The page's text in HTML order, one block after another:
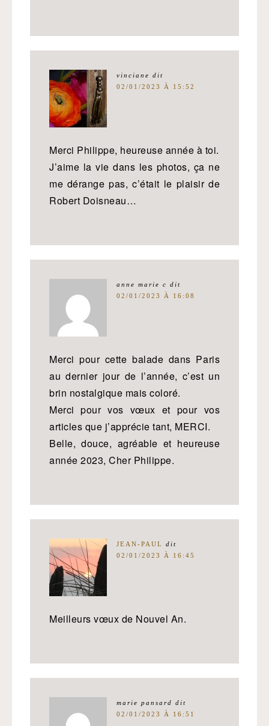
vinciane dit
02/01/2023 À 15:52
Merci Philippe, heureuse année à toi.
J’aime la vie dans les photos, ça ne
me dérange pas, c’était le plaisir de
Robert Doisneau…
anne marie c dit
02/01/2023 À 16:08
Merci pour cette balade dans Paris
au dernier jour de l’année, c’est un
brin nostalgique mais coloré.
Merci pour vos vœux et pour vos
articles que j’apprécie tant, MERCI.
Belle, douce, agréable et heureuse
année 2023, Cher Philippe.
JEAN-PAUL
dit
02/01/2023 À 16:45
Meilleurs vœux de Nouvel An.
marie pansard dit
02/01/2023 À 16:51